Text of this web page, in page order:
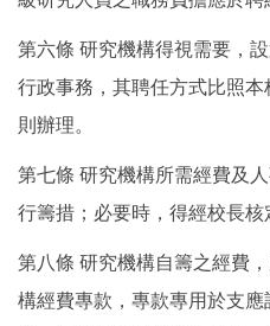
第六條 研究機構得視需要，
行政事務，其聘任方式比照
則辦理。
第七條 研究機構所需經費及
行籌措；必要時，得經校長核
第八條 研究機構自籌之經費
構經費專款，專款專用於支